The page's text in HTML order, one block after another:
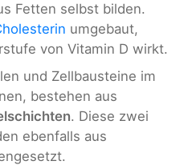
Fetten selbst bilden.
umgebaut,
von Vitamin D wirkt.
und Zellbausteine im
bestehen aus
. Diese zwei
ebenfalls aus